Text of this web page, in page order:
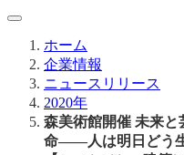
ホーム
企業情報
ニュースリリース
2020年
森美術館開催 未来
命――人は明日どう